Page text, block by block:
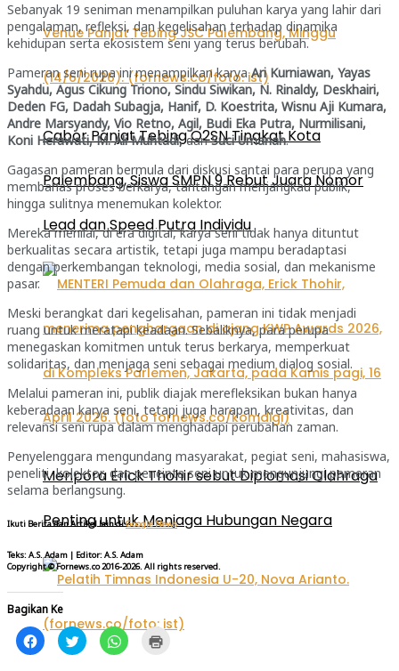
Cabor Panjat Tebing O2SN Tingkat Kota
Palembang, Siswa SMPN 9 Rebut Juara Nomor
Lead dan Speed Putra Individu
Menpora Erick Thohir sebut Diplomasi Olahraga
Penting untuk Menjaga Hubungan Negara
Sebanyak 19 seniman menampilkan puluhan karya yang lahir dari
pengalaman, refleksi, dan kegelisahan terhadap dinamika
kehidupan serta ekosistem seni yang terus berubah.
Pameran seni rupa ini menampilkan karyaAri Kurniawan, Yayas
Syahdu, Agus Cikung Triono, Sindu Siwikan, N. Rinaldy, Deskhairi,
Deden FG, Dadah Subagja, Hanif, D. Koestrita, Wisnu Aji Kumara,
Andre Marsyandy, Vio Retno, Agil, Budi Eka Putra, Nurmilisani,
Koni Herawati, M. Ali Muhtadi,danSuci Umanah.
Gagasan pameran bermula dari diskusi santai para perupa yang
membahas proses berkarya, tantangan menjangkau publik,
hingga sulitnya menemukan kolektor.
Mereka menilai, di era digital, karya seni tidak hanya dituntut
berkualitas secara artistik, tetapi juga mampu beradaptasi
dengan perkembangan teknologi, media sosial, dan mekanisme
pasar.
Meski berangkat dari kegelisahan, pameran ini tidak menjadi
ruang untuk meratapi keadaan. Sebaliknya, para perupa
menegaskan komitmen untuk terus berkarya, memperkuat
solidaritas, dan menjaga seni sebagai medium dialog sosial.
Melalui pameran ini, publik diajak merefleksikan bukan hanya
keberadaan karya seni, tetapi juga harapan, kreativitas, dan
relevansi seni rupa dalam menghadapi perubahan zaman.
Penyelenggara mengundang masyarakat, pegiat seni, mahasiswa,
peneliti, kolektor, dan pencinta seni untuk mengunjungi pameran
selama berlangsung.
Ikuti Berita dan Artikel lain diGoogle News
Teks: A.S. Adam | Editor: A.S. Adam
Copyright © Fornews.co 2016-2026. All rights reserved.
Bagikan Ke
Klik
untuk
membagikan
Klik
untuk
berbagi
Klik
untuk